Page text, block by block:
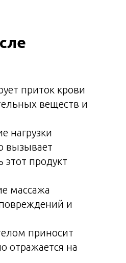
приток крови
веществ и
нагрузки
вызывает
этот продукт
массажа
и
приносит
отражается на